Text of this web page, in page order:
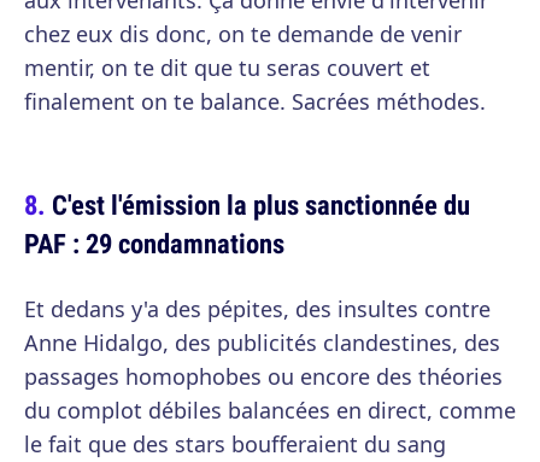
chez eux dis donc, on te demande de venir
mentir, on te dit que tu seras couvert et
finalement on te balance. Sacrées méthodes.
C'est l'émission la plus sanctionnée du
PAF : 29 condamnations
Et dedans y'a des pépites, des insultes contre
Anne Hidalgo, des publicités clandestines, des
passages homophobes ou encore des théories
du complot débiles balancées en direct, comme
le fait que des stars boufferaient du sang